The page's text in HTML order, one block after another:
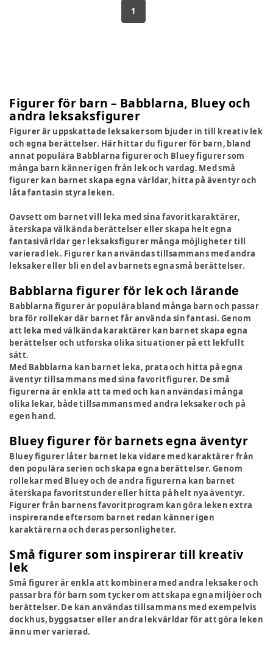
1
Figurer för barn – Babblarna, Bluey och
andra leksaksfigurer
Figurer är uppskattade leksaker som bjuder in till kreativ lek
och egna berättelser. Här hittar du figurer för barn, bland
annat populära Babblarna figurer och Bluey figurer som
många barn känner igen från lek och vardag. Med små
figurer kan barnet skapa egna världar, hitta på äventyr och
låta fantasin styra leken.
Oavsett om barnet vill leka med sina favoritkaraktärer,
återskapa välkända berättelser eller skapa helt egna
fantasivärldar ger leksaksfigurer många möjligheter till
varierad lek. Figurer kan användas tillsammans med andra
leksaker eller bli en del av barnets egna små berättelser.
Babblarna figurer för lek och lärande
Babblarna figurer är populära bland många barn och passar
bra för rollekar där barnet får använda sin fantasi. Genom
att leka med välkända karaktärer kan barnet skapa egna
berättelser och utforska olika situationer på ett lekfullt
sätt.
Med Babblarna kan barnet leka, prata och hitta på egna
äventyr tillsammans med sina favoritfigurer. De små
figurerna är enkla att ta med och kan användas i många
olika lekar, både tillsammans med andra leksaker och på
egen hand.
Bluey figurer för barnets egna äventyr
Bluey figurer låter barnet leka vidare med karaktärer från
den populära serien och skapa egna berättelser. Genom
rollekar med Bluey och de andra figurerna kan barnet
återskapa favoritstunder eller hitta på helt nya äventyr.
Figurer från barnens favoritprogram kan göra leken extra
inspirerande eftersom barnet redan känner igen
karaktärerna och deras personligheter.
Små figurer som inspirerar till kreativ
lek
Små figurer är enkla att kombinera med andra leksaker och
passar bra för barn som tycker om att skapa egna miljöer och
berättelser. De kan användas tillsammans med exempelvis
dockhus, byggsatser eller andra lekvärldar för att göra leken
ännu mer varierad.